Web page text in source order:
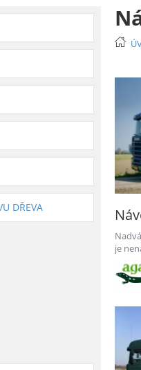
DŘEVA
je